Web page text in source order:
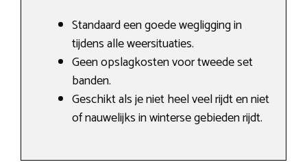
Standaard een goede wegligging in
tijdens alle weersituaties.
Geen opslagkosten voor tweede set
banden.
Geschikt als je niet heel veel rijdt en niet
of nauwelijks in winterse gebieden rijdt.